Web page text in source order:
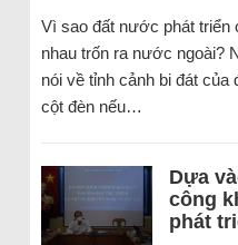
Vì sao đất nước phát triển
nhau trốn ra nước ngoài?
nói về tỉnh cảnh bi đát
cột đèn nếu…
Dựa
công
phát